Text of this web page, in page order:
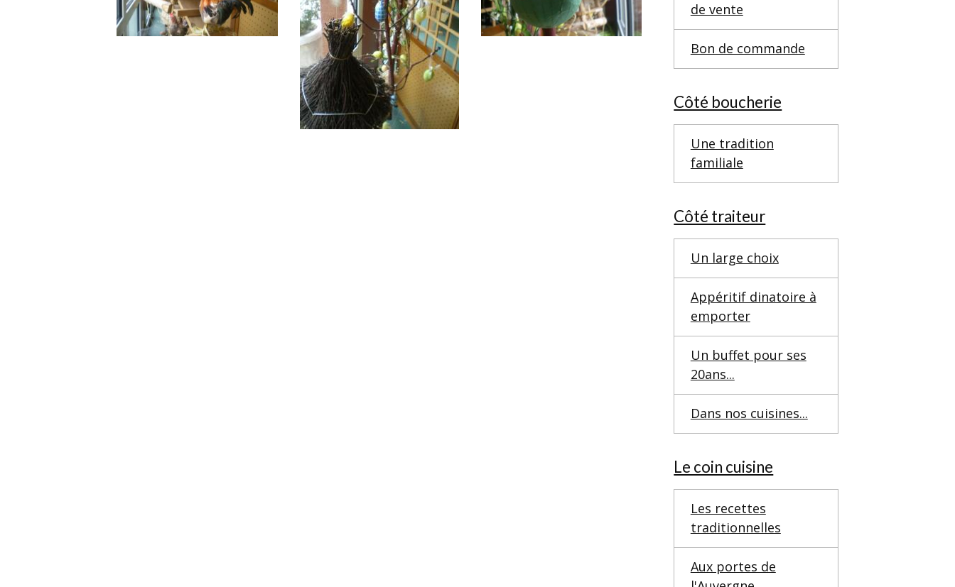
de vente
Bon de commande
Côté boucherie
Une tradition
familiale
Côté traiteur
Un large choix
Appéritif dinatoire à
emporter
Un buffet pour ses
20ans...
Dans nos cuisines...
Le coin cuisine
Les recettes
traditionnelles
Aux portes de